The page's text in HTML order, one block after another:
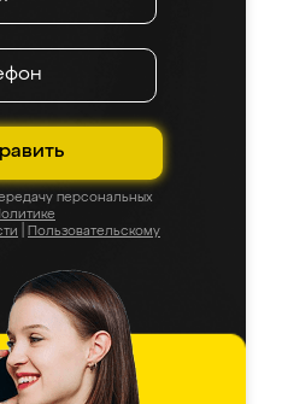
персональных
Пользовательскому